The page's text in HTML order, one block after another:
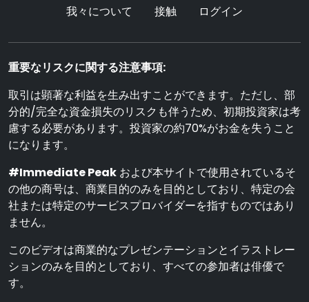
我々について 接触 ログイン
重要なリスクに関する注意事項:
取引は顕著な利益を生み出すことができます。ただし、部
分的/完全な資金損失のリスクも伴うため、初期投資家は考
慮する必要があります。投資家の約70%がお金を失うこと
になります。
#Immediate Peak および本サイトで使用されているそ
の他の商号は、商業目的のみを目的としており、特定の会
社または特定のサービスプロバイダーを指すものではあり
ません。
このビデオは商業的なプレゼンテーションとイラストレー
ションのみを目的としており、すべての参加者は俳優で
す。